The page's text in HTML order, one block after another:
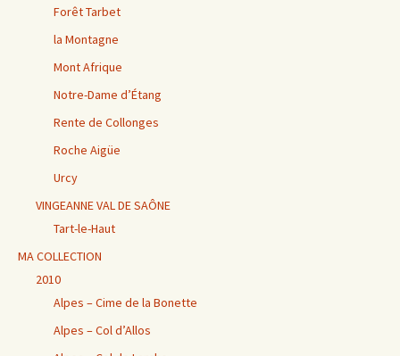
Forêt Tarbet
la Montagne
Mont Afrique
Notre-Dame d’Étang
Rente de Collonges
Roche Aigüe
Urcy
VINGEANNE VAL DE SAÔNE
Tart-le-Haut
MA COLLECTION
2010
Alpes – Cime de la Bonette
Alpes – Col d’Allos